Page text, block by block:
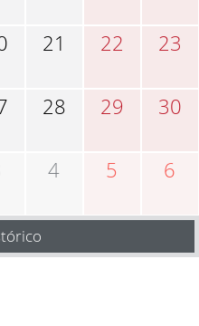
21 22 23
28 29 30
4 5 6